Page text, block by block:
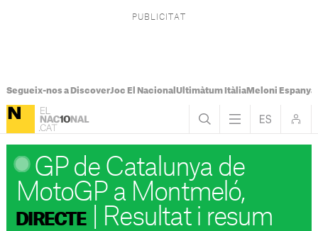
Segueix-nos a DiscoverJoc El Nacional Ultimàtum ItàliaMeloni Espanya
GP de Catalunya de
MotoGP a Montmeló,
DIRECTE Resultat i resum